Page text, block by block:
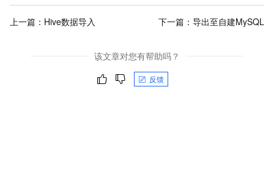
上一篇： Hive数据导入 下一篇： 导出至自建MySQL
该文章对您有帮助吗？
反馈